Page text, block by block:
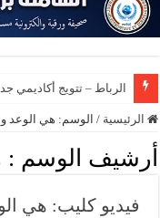
الرباط – تتويج أكاديمي
الرئيسية / الوسم: هي الوعد
أرشيف الوسم :
فيديو كليب: هي